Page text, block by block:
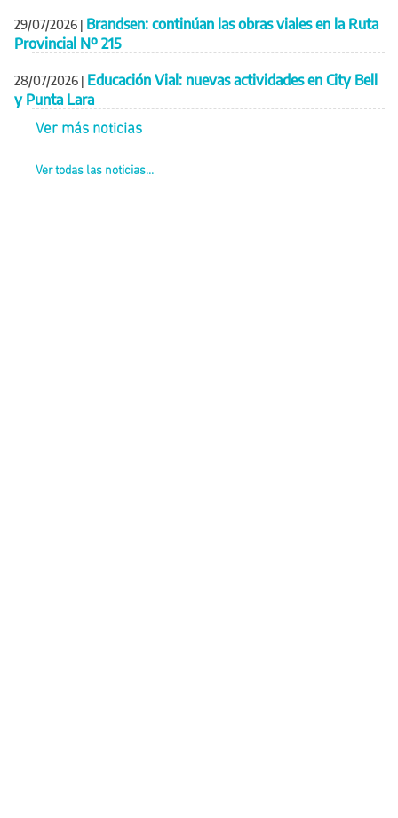
29/07/2026 | Brandsen: continúan las obras viales en la Ruta
Provincial Nº 215
28/07/2026 | Educación Vial: nuevas actividades en City Bell
y Punta Lara
Ver más noticias
Ver todas las noticias...